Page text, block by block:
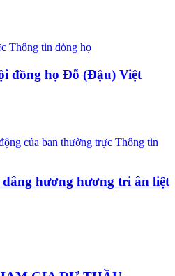
Thông tin dòng họ
đồng họ Đỗ (Đậu) Việt
của ban thường trực Thông tin
hương hương tri ân liệt